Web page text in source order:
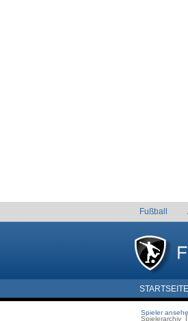
Fußball
STARTSEITE
Spieler
Spielerarchiv